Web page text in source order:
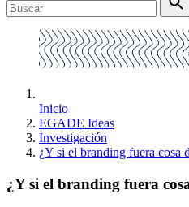
Inicio
EGADE Ideas
Investigación
¿Y si el branding fuera cosa
¿Y si el branding fuera